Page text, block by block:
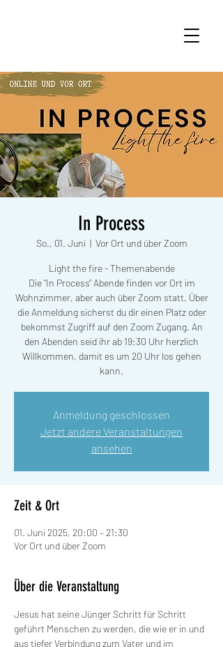
In Process
So., 01. Juni
  |
Vor Ort und über Zoom
Light the fire - Themenabende
Die "In Process" Abende finden vor Ort im
Wohnzimmer, aber auch über Zoom statt. Über
die Anmeldung sicherst du dir einen Platz oder
bekommst Zugriff auf den Zoom Zugang. An
den Abenden seid ihr ab 19:30 Uhr herzlich
Willkommen, damit es um 20 Uhr los gehen
kann.
Anmeldung geschlossen
Jetzt andere Veranstaltungen
ansehen
Zeit & Ort
01. Juni 2025, 20:00 – 21:30
Vor Ort und über Zoom
Über die Veranstaltung
Jesus hat seine Jünger Schritt für Schritt
geführt Menschen zu werden, die wie er in und
aus tiefer Verbindung zum Vater und im